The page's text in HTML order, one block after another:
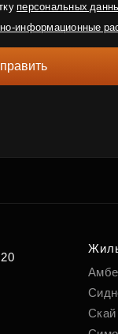
персональных
информационные
Скай